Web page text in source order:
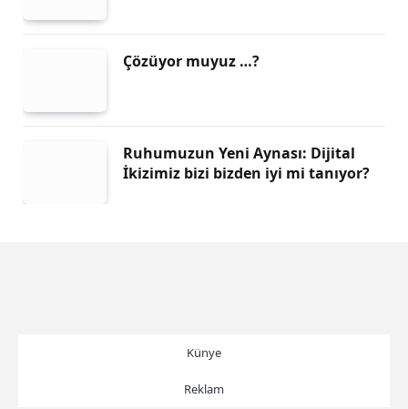
Çözüyor muyuz …?
Ruhumuzun Yeni Aynası: Dijital
İkizimiz bizi bizden iyi mi tanıyor?
Künye
Reklam